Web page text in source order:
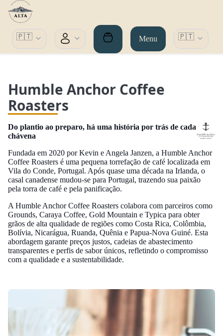
🇵🇹 Menu 🇵🇹
Humble Anchor Coffee
Roasters
Do plantio ao preparo, há uma história por trás de cada
chávena
Fundada em 2020 por Kevin e Angela Janzen, a Humble Anchor
Coffee Roasters é uma pequena torrefação de café localizada em
Vila do Conde, Portugal. Após quase uma década na Irlanda, o
casal canadense mudou-se para Portugal, trazendo sua paixão
pela torra de café e pela panificação.
A Humble Anchor Coffee Roasters colabora com parceiros como
Grounds, Caraya Coffee, Gold Mountain e Typica para obter
grãos de alta qualidade de regiões como Costa Rica, Colômbia,
Bolívia, Nicarágua, Ruanda, Quênia e Papua-Nova Guiné. Esta
abordagem garante preços justos, cadeias de abastecimento
transparentes e perfis de sabor únicos, refletindo o compromisso
com a qualidade e a sustentabilidade.